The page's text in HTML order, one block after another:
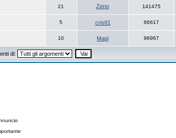
21 Zeno 141475
5 cris81 66617
10 Mapi 96967
di: